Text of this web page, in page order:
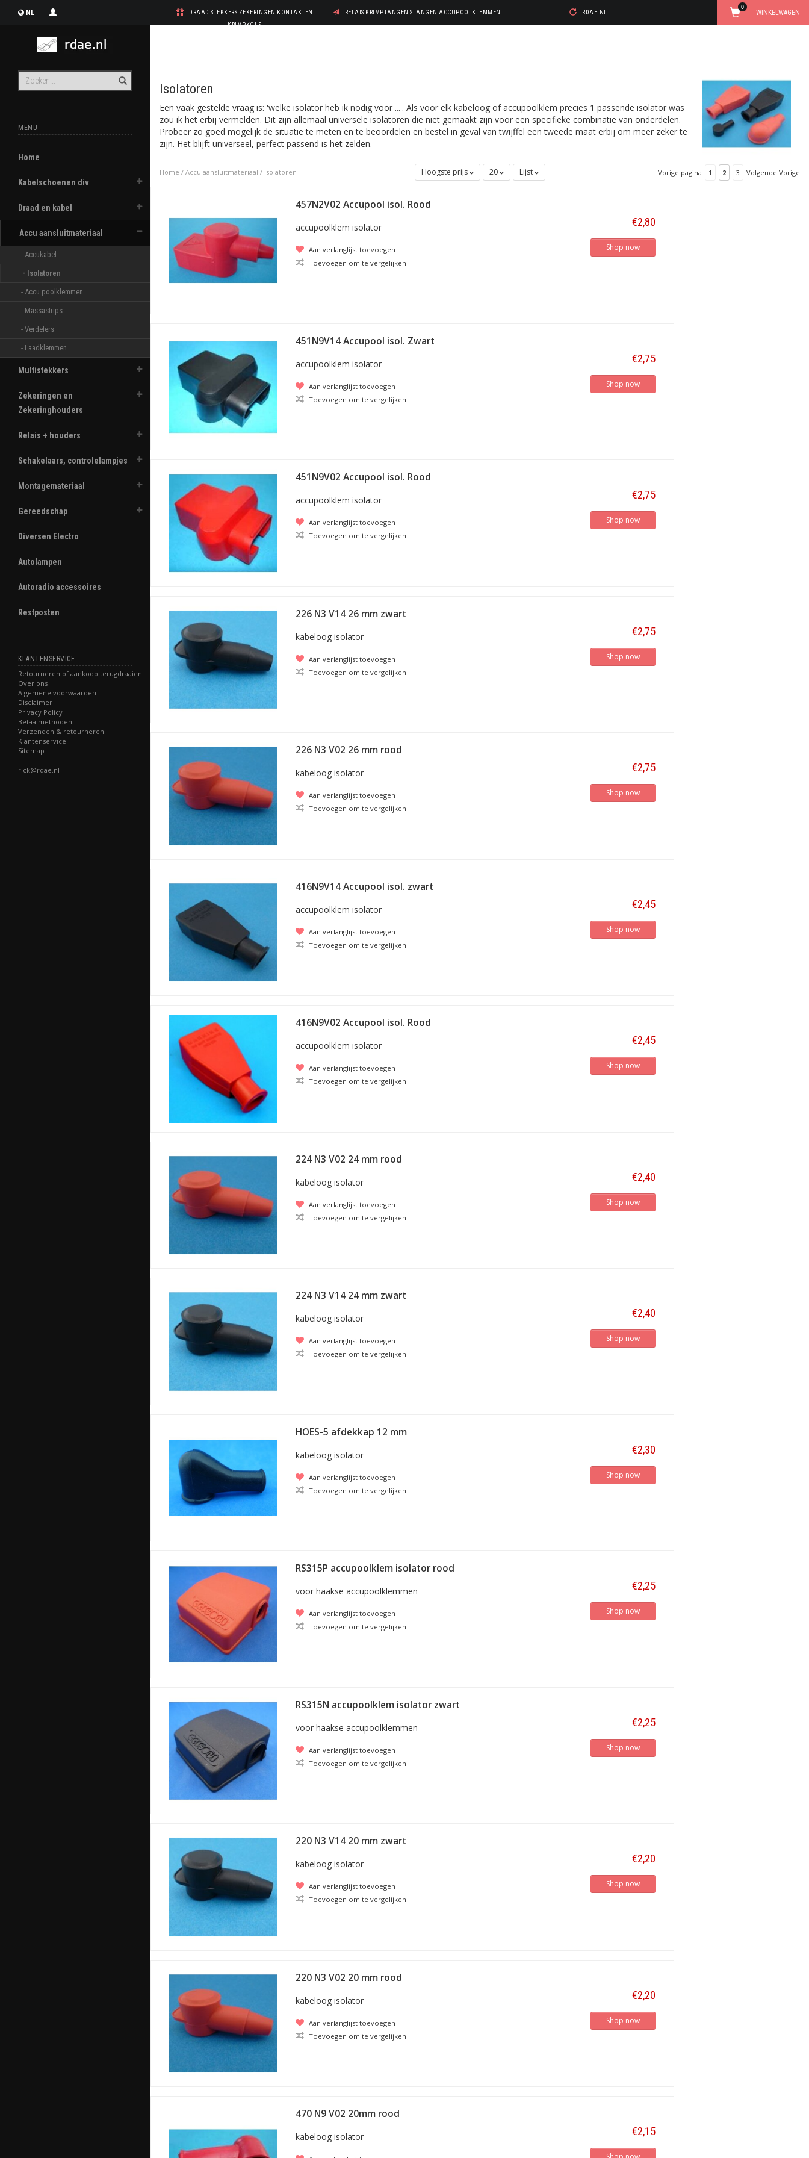
NL
DRAAD STEKKERS ZEKERINGEN KONTAKTEN
KRIMPKOUS
RELAIS KRIMPTANGEN SLANGEN ACCUPOOLKLEMMEN RDAE.NL WINKELWAGEN
0
MENU
Home
Kabelschoenen div
Draad en kabel
Accu aansluitmateriaal
- Accukabel
- Isolatoren
- Accu poolklemmen
- Massastrips
- Verdelers
- Laadklemmen
Multistekkers
Zekeringen en
Zekeringhouders
Relais + houders
Schakelaars, controlelampjes
Montagemateriaal
Gereedschap
Diversen Electro
Autolampen
Autoradio accessoires
Restposten
KLANTENSERVICE
Retourneren of aankoop terugdraaien
Over ons
Algemene voorwaarden
Disclaimer
Privacy Policy
Betaalmethoden
Verzenden & retourneren
Klantenservice
Sitemap
rick@rdae.nl
Isolatoren
Een vaak gestelde vraag is: 'welke isolator heb ik nodig voor ...'. Als voor elk kabeloog of accupoolklem precies 1 passende isolator was
zou ik het erbij vermelden. Dit zijn allemaal universele isolatoren die niet gemaakt zijn voor een specifieke combinatie van onderdelen.
Probeer zo goed mogelijk de situatie te meten en te beoordelen en bestel in geval van twijffel een tweede maat erbij om meer zeker te
zijn. Het blijft universeel, perfect passend is het zelden.
Home / Accu aansluitmateriaal / Isolatoren Hoogste prijs 20 Lijst Vorige pagina 1 2 3 Volgende Vorige
457N2V02 Accupool isol. Rood
accupoolklem isolator
Aan verlanglijst toevoegen
Toevoegen om te vergelijken
€2,80
Shop now
451N9V14 Accupool isol. Zwart
accupoolklem isolator
Aan verlanglijst toevoegen
Toevoegen om te vergelijken
€2,75
Shop now
451N9V02 Accupool isol. Rood
accupoolklem isolator
Aan verlanglijst toevoegen
Toevoegen om te vergelijken
€2,75
Shop now
226 N3 V14 26 mm zwart
kabeloog isolator
Aan verlanglijst toevoegen
Toevoegen om te vergelijken
€2,75
Shop now
226 N3 V02 26 mm rood
kabeloog isolator
Aan verlanglijst toevoegen
Toevoegen om te vergelijken
€2,75
Shop now
416N9V14 Accupool isol. zwart
accupoolklem isolator
Aan verlanglijst toevoegen
Toevoegen om te vergelijken
€2,45
Shop now
416N9V02 Accupool isol. Rood
accupoolklem isolator
Aan verlanglijst toevoegen
Toevoegen om te vergelijken
€2,45
Shop now
224 N3 V02 24 mm rood
kabeloog isolator
Aan verlanglijst toevoegen
Toevoegen om te vergelijken
€2,40
Shop now
224 N3 V14 24 mm zwart
kabeloog isolator
Aan verlanglijst toevoegen
Toevoegen om te vergelijken
€2,40
Shop now
HOES-5 afdekkap 12 mm
kabeloog isolator
Aan verlanglijst toevoegen
Toevoegen om te vergelijken
€2,30
Shop now
RS315P accupoolklem isolator rood
voor haakse accupoolklemmen
Aan verlanglijst toevoegen
Toevoegen om te vergelijken
€2,25
Shop now
RS315N accupoolklem isolator zwart
voor haakse accupoolklemmen
Aan verlanglijst toevoegen
Toevoegen om te vergelijken
€2,25
Shop now
220 N3 V14 20 mm zwart
kabeloog isolator
Aan verlanglijst toevoegen
Toevoegen om te vergelijken
€2,20
Shop now
220 N3 V02 20 mm rood
kabeloog isolator
Aan verlanglijst toevoegen
Toevoegen om te vergelijken
€2,20
Shop now
470 N9 V02 20mm rood
kabeloog isolator €2,15